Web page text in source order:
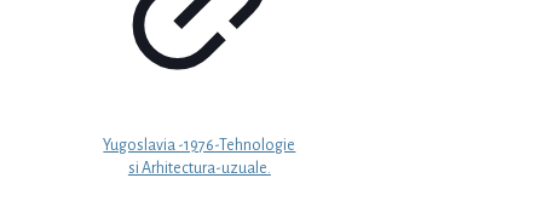
Yugoslavia -1976-Tehnologie
si Arhitectura-uzuale.